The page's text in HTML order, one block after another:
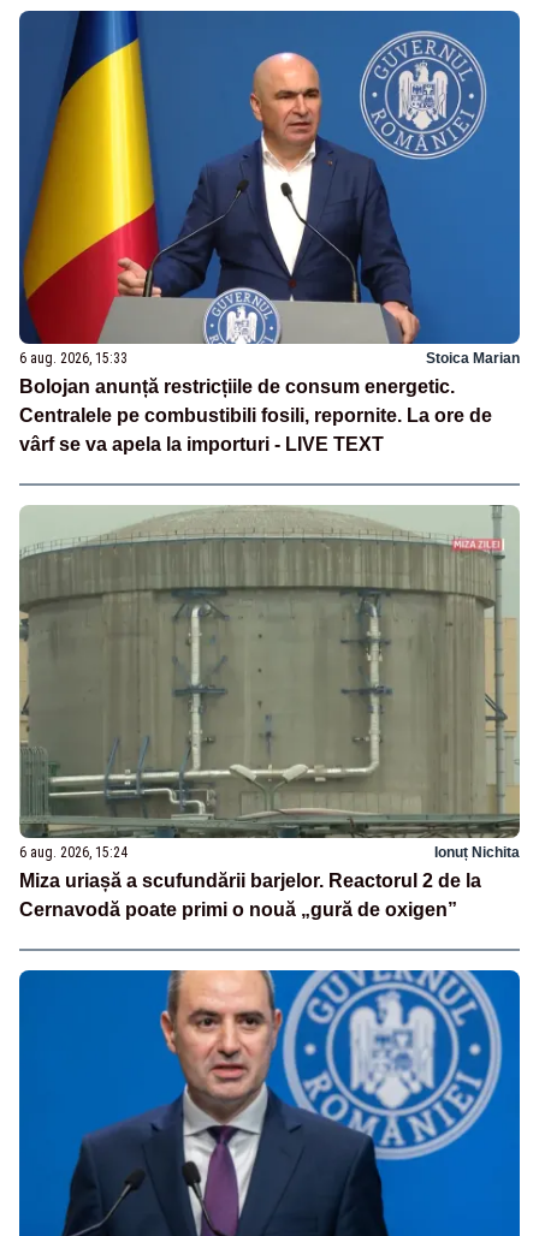
6 aug. 2026, 15:33 Stoica Marian
Bolojan anunță restricțiile de consum energetic.
Centralele pe combustibili fosili, repornite. La ore de
vârf se va apela la importuri - LIVE TEXT
6 aug. 2026, 15:24 Ionuț Nichita
Miza uriașă a scufundării barjelor. Reactorul 2 de la
Cernavodă poate primi o nouă „gură de oxigen”